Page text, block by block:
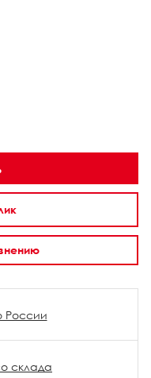
России
склада